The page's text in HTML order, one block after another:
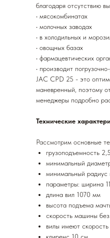
благодаря отсутствию
• мясокомбинатах
• молочных заводах
• в холодильных и
• овощных базах
• фармацевтических
• производит
JAC CPD 25 - это
маневренный, поэтому
менеджеры подробно
Технические
Рассмотрим основные
грузоподъемность
минимальный
минимальный
параметры: ширина
длина вил 1070 мм
высота подъема
скорость машины
вилы имеют